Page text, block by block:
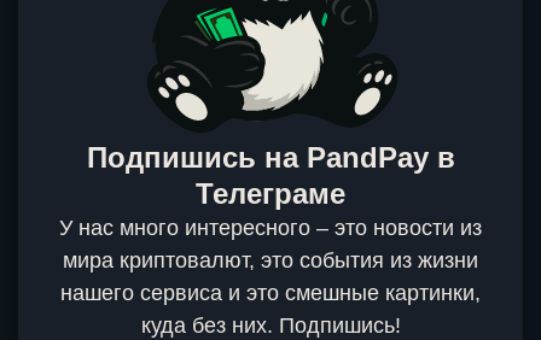
Подпишись на PandPay в
Телеграме
У нас много интересного – это новости из
мира криптовалют, это события из жизни
нашего сервиса и это смешные картинки,
куда без них. Подпишись!